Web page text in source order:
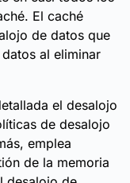
El caché
de datos que
al eliminar
el desalojo
de desalojo
emplea
de la memoria